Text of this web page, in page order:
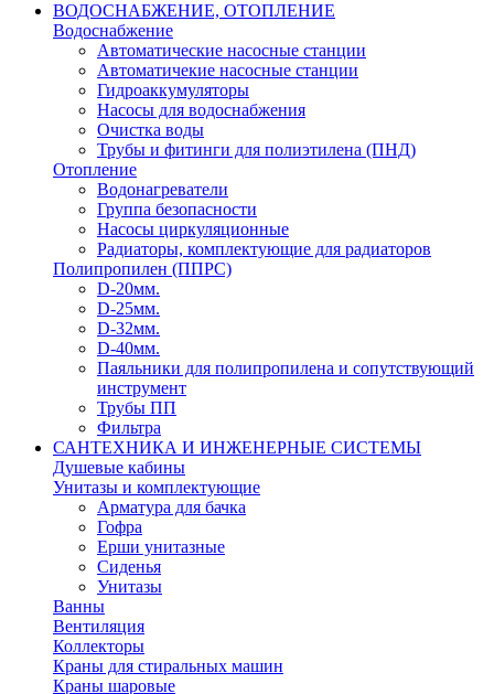
ВОДОСНАБЖЕНИЕ, ОТОПЛЕНИЕ
Водоснабжение
Автоматичеcкие насосные станции
Автоматичекие насосные станции
Гидроаккумуляторы
Насосы для водоснабжения
Очистка воды
Трубы и фитинги для полиэтилена (ПНД)
Отопление
Водонагреватели
Группа безопасности
Насосы циркуляционные
Радиаторы, комплектующие для радиаторов
Полипропилен (ППРС)
D-20мм.
D-25мм.
D-32мм.
D-40мм.
Паяльники для полипропилена и сопутствующий
инструмент
Трубы ПП
Фильтра
САНТЕХНИКА И ИНЖЕНЕРНЫЕ СИСТЕМЫ
Душевые кабины
Унитазы и комплектующие
Арматура для бачка
Гофра
Ерши унитазные
Сиденья
Унитазы
Ванны
Вентиляция
Коллекторы
Краны для стиральных машин
Краны шаровые